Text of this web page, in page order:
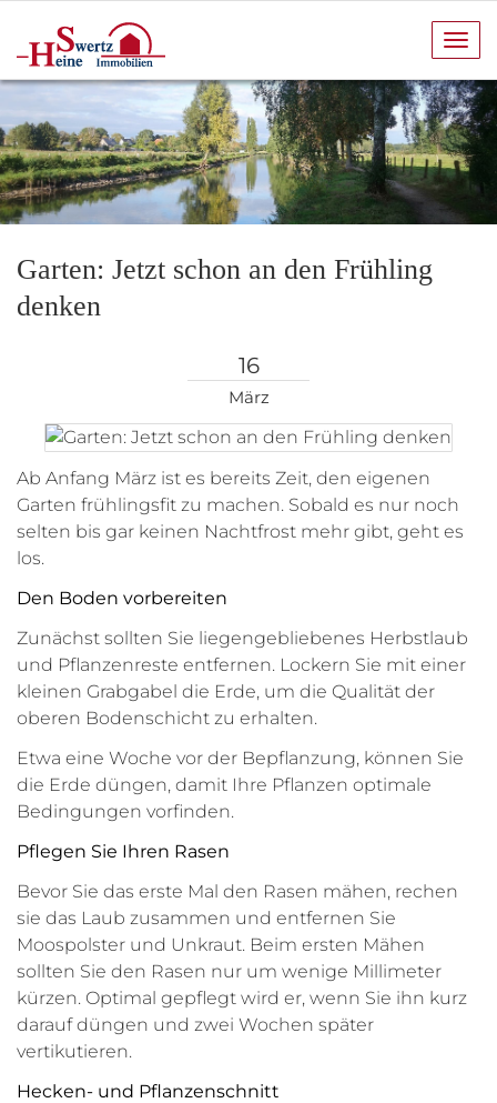
Garten: Jetzt schon an den Frühling
denken
16
März
Ab Anfang März ist es bereits Zeit, den eigenen
Garten frühlingsfit zu machen. Sobald es nur noch
selten bis gar keinen Nachtfrost mehr gibt, geht es
los.
Den Boden vorbereiten
Zunächst sollten Sie liegengebliebenes Herbstlaub
und Pflanzenreste entfernen. Lockern Sie mit einer
kleinen Grabgabel die Erde, um die Qualität der
oberen Bodenschicht zu erhalten.
Etwa eine Woche vor der Bepflanzung, können Sie
die Erde düngen, damit Ihre Pflanzen optimale
Bedingungen vorfinden.
Pflegen Sie Ihren Rasen
Bevor Sie das erste Mal den Rasen mähen, rechen
sie das Laub zusammen und entfernen Sie
Moospolster und Unkraut. Beim ersten Mähen
sollten Sie den Rasen nur um wenige Millimeter
kürzen. Optimal gepflegt wird er, wenn Sie ihn kurz
darauf düngen und zwei Wochen später
vertikutieren.
Hecken- und Pflanzenschnitt